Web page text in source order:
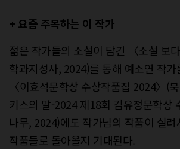
+ 요즘 주목하는 이 작가
젊은 작가들의 소설이 담긴 〈소설 보
학과지성사, 2024)를 통해 예소연 작가
〈이효석문학상 수상작품집 2024〉(
키스의 말-2024 제18회 김유정문학상
나무, 2024)에도 작가님의 작품이 실려
작품들로 돌아올지 기대된다.